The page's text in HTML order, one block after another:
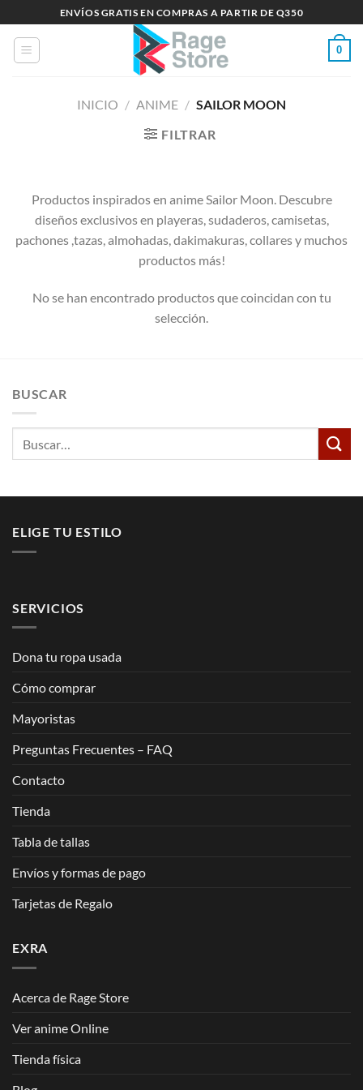
al
contenido
ENVÍOS GRATIS EN COMPRAS A PARTIR DE Q350
0
INICIO / ANIME / SAILOR MOON
FILTRAR
Productos inspirados en anime Sailor Moon. Descubre
diseños exclusivos en playeras, sudaderos, camisetas,
pachones ,tazas, almohadas, dakimakuras, collares y muchos
productos más!
No se han encontrado productos que coincidan con tu
selección.
BUSCAR
ELIGE TU ESTILO
SERVICIOS
Dona tu ropa usada
Cómo comprar
Mayoristas
Preguntas Frecuentes – FAQ
Contacto
Tienda
Tabla de tallas
Envíos y formas de pago
Tarjetas de Regalo
EXRA
Acerca de Rage Store
Ver anime Online
Tienda física